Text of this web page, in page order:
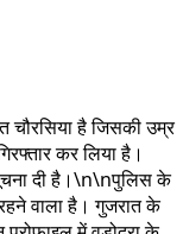
चौरसिया है जिसकी उम्र
कर लिया है।
दी है।\n\nपुलिस के
रहने वाला है। गुजरात के